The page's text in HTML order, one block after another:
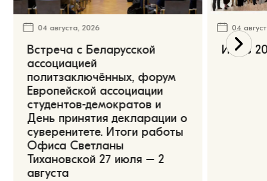
04 августа, 2026
Встреча с Беларусской
ассоциацией
политзаключённых, форум
Европейской ассоциации
студентов-демократов и
День принятия декларации о
суверенитете. Итоги работы
Офиса Светланы
Тихановской 27 июля – 2
августа
04
Июль